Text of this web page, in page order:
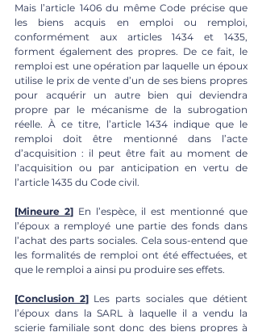
Mais l’article 1406 du même Code précise que
les biens acquis en emploi ou remploi,
conformément aux articles 1434 et 1435,
forment également des propres. De ce fait, le
remploi est une opération par laquelle un époux
utilise le prix de vente d’un de ses biens propres
pour acquérir un autre bien qui deviendra
propre par le mécanisme de la subrogation
réelle. À ce titre, l’article 1434 indique que le
remploi doit être mentionné dans l’acte
d’acquisition : il peut être fait au moment de
l’acquisition ou par anticipation en vertu de
l’article 1435 du Code civil.
[Mineure 2] En l’espèce, il est mentionné que
l’époux a remployé une partie des fonds dans
l’achat des parts sociales. Cela sous-entend que
les formalités de remploi ont été effectuées, et
que le remploi a ainsi pu produire ses effets.
[Conclusion 2] Les parts sociales que détient
l’époux dans la SARL à laquelle il a vendu la
scierie familiale sont donc des biens propres à